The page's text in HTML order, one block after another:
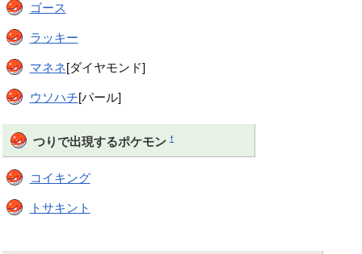
ゴース
ラッキー
マネネ[ダイヤモンド]
ウソハチ[パール]
つりで出現するポケモン †
コイキング
トサキント